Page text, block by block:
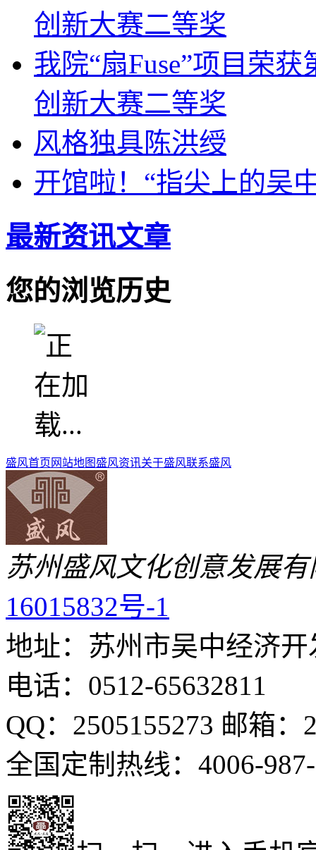
创新大赛二等奖
我院“扇Fuse”项目荣
创新大赛二等奖
风格独具陈洪绶
开馆啦！“指尖上的吴
最新资讯文章
您的浏览历史
盛风首页 网站地图盛风资讯关于盛风联系盛风
苏州盛风文化创意发展
16015832号-1
地址：苏州市吴中经济
电话：0512-65632811
QQ：2505155273 邮箱：
全国定制热线：4006-